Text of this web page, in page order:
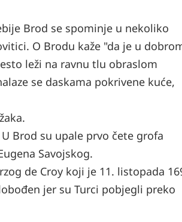
Brod se spominje u nekoliko
O Brodu kaže "da je u
leži na ravnu tlu obraslom
se daskama pokrivene kuće,
Brod su upale prvo čete grofa
Savojskog.
de Croy koji je 11. listopada
jer su Turci pobjegli preko